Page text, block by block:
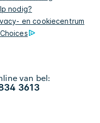
nodig?
en cookiecentrum
van bel:
3613